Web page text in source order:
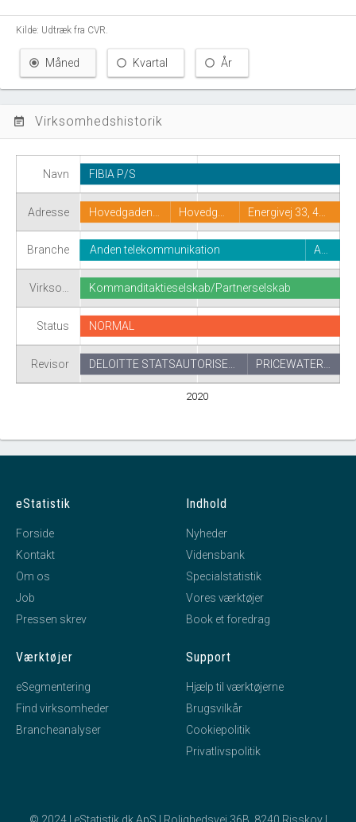
Kilde: Udtræk fra CVR.
Måned Kvartal År
event_note Virksomhedshistorik
Navn
Adresse
Branche
Virkso…
Status
Revisor
2020
FIBIA P/S
Hovedgaden… Hovedg… Energivej 33, 4…
Anden telekommunikation A…
Kommanditaktieselskab/Partnerselskab
NORMAL
DELOITTE STATSAUTORISE… PRICEWATER…
eStatistik
Forside
Kontakt
Om os
Job
Pressen skrev
Indhold
Nyheder
Vidensbank
Specialstatistik
Vores værktøjer
Book et foredrag
Værktøjer
eSegmentering
Find virksomheder
Brancheanalyser
Support
Hjælp til værktøjerne
Brugsvilkår
Cookiepolitik
Privatlivspolitik